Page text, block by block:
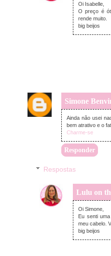
Oi Isabelle,
O preço é
rende muito.
big beijos
Simone
Ainda não usei
bem atrativo e o
Charme-se
Responder
Respostas
Lulu on
Oi Simone,
Eu senti
meu cabelo.
big beijos